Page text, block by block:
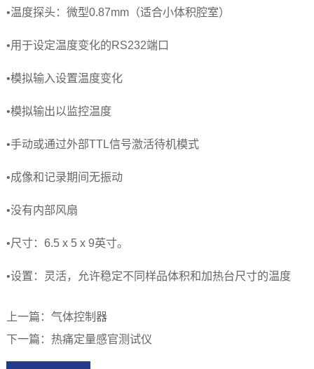
•温度探头：微型0.87mm（适合小体积腔室）
•用于设定温度变化的RS232端口
•模拟输入设置温度变化
•模拟输出以监控温度
•手动或通过外部TTL信号激活待机模式
•成像和记录期间无振动
•没有内部风扇
•尺寸：6.5 x 5 x 9英寸。
•设置：灵活，允许稳定不同样品体积和加热台尺寸的温度
上一篇： 气体控制器
下一篇： 热痛定量感官测试仪